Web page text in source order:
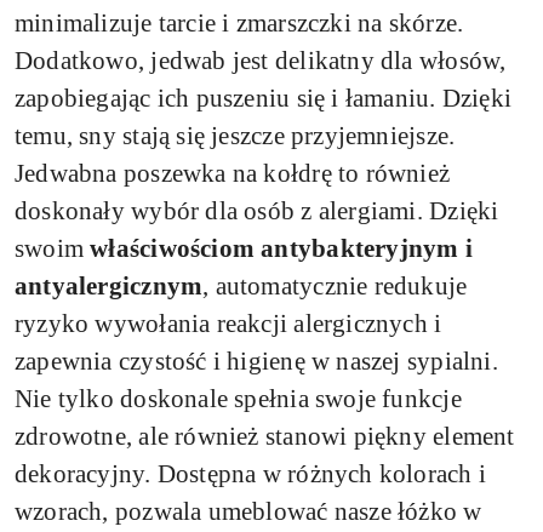
minimalizuje tarcie i zmarszczki na skórze.
Dodatkowo, jedwab jest delikatny dla włosów,
zapobiegając ich puszeniu się i łamaniu. Dzięki
temu, sny stają się jeszcze przyjemniejsze.
Jedwabna poszewka na kołdrę to również
doskonały wybór dla osób z alergiami. Dzięki
swoimwłaściwościom antybakteryjnym i
antyalergicznym, automatycznie redukuje
ryzyko wywołania reakcji alergicznych i
zapewnia czystość i higienę w naszej sypialni.
Nie tylko doskonale spełnia swoje funkcje
zdrowotne, ale również stanowi piękny element
dekoracyjny. Dostępna w różnych kolorach i
wzorach, pozwala umeblować nasze łóżko w